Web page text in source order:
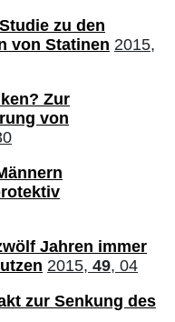
zu den
von Statinen 2015,
Zur
von
Jahren immer
2015, 49, 04
zur Senkung des